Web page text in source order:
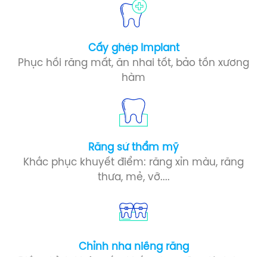
Cấy ghép Implant​
Phục hồi răng mất, ăn nhai tốt, bảo tồn xương
hàm
Răng sứ​ thẩm mỹ
Khắc phục khuyết điểm: răng xỉn màu, răng
thưa, mẻ, vỡ....
Chỉnh nha niềng răng